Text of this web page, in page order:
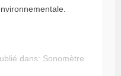
dans: Sonomètre